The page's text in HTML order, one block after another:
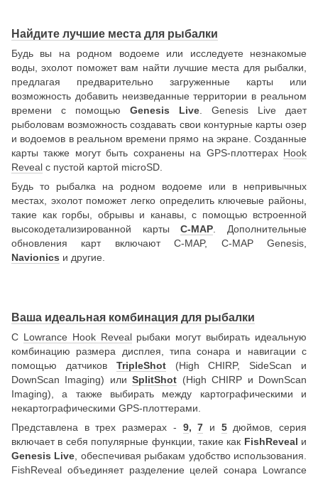
Найдите лучшие места для рыбалки
Будь вы на родном водоеме или исследуете незнакомые
воды, эхолот поможет вам найти лучшие места для рыбалки,
предлагая предварительно загруженные карты или
возможность добавить неизведанные территории в реальном
времени с помощью Genesis Live . Genesis Live дает
рыболовам возможность создавать свои контурные карты озер
и водоемов в реальном времени прямо на экране. Созданные
карты также могут быть сохранены на GPS-плоттерах Hook
Reveal с пустой картой microSD.
Будь то рыбалка на родном водоеме или в непривычных
местах, эхолот поможет легко определить ключевые районы,
такие как горбы, обрывы и канавы, с помощью встроенной
высокодетализированной картыC-MAP . Дополнительные
обновления карт включают C-MAP, C-MAP Genesis,
Navionics и другие.
Ваша идеальная комбинация для рыбалки
С Lowrance Hook Revealрыбаки могут выбирать идеальную
комбинацию размера дисплея, типа сонара и навигации с
помощью датчиков TripleShot
(High CHIRP, SideScan и
DownScan Imaging) илиSplitShot (High CHIRP и DownScan
Imaging), а также выбирать между картографическими и
некартографическими GPS-плоттерами.
Представлена в трех размерах - 9,7 и 5дюймов, серия
включает в себя популярные функции, такие как FishReveal и
Genesis Live, обеспечивая рыбакам удобство использования.
FishReveal объединяет разделение целей сонара Lowrance